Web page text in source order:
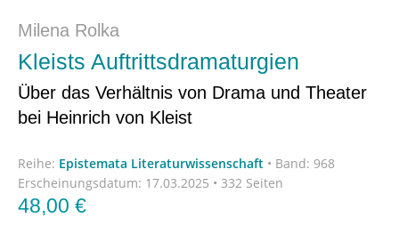
Milena Rolka
Kleists Auftrittsdramaturgien
Über das Verhältnis von Drama und Theater
bei Heinrich von Kleist
Reihe: Epistemata Literaturwissenschaft • Band: 968
Erscheinungsdatum: 17.03.2025 • 332 Seiten
48,00 €